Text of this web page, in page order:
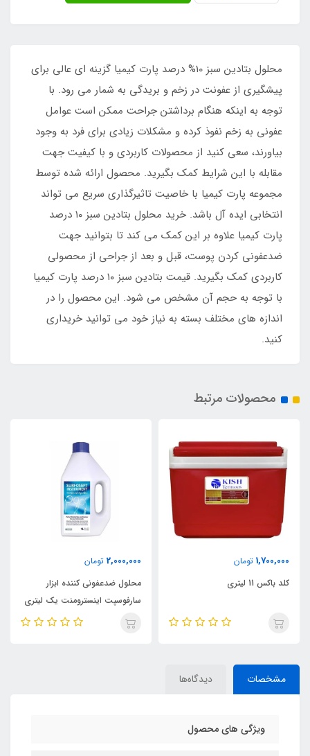
محلول بتادین سبز 10% درصد پارت کیمیا گزینه‌ ای عالی برای
پیشگیری از عفونت در زخم و بریدگی به شمار می‌ رود. با
توجه به اینکه هنگام برداشتن جراحت ممکن است عوامل
عفونی به زخم نفوذ کرده و مشکلات زیادی برای فرد به وجود
بیاورند، سعی کنید از محصولات کاربردی و با کیفیت جهت
مقابله با این شرایط کمک بگیرید. محصول ارائه شده توسط
مجموعه پارت کیمیا با خاصیت تاثیرگذاری سریع می‌ تواند
انتخابی ایده‌ آل باشد. خرید محلول بتادین سبز ۱۰ درصد
پارت کیمیا علاوه بر این کمک می‌ کند تا بتوانید جهت
ضدعفونی کردن پوست، قبل و بعد از جراحی از محصولی
کاربردی کمک بگیرید. قیمت بتادین سبز ۱۰ درصد پارت کیمیا
با توجه به حجم آن مشخص می‌ شود. این محصول را در
اندازه‌ های مختلف بسته به نیاز خود می‌ توانید خریداری
کنید.
محصولات مرتبط
1,700,000 تومان
کلد باکس 11 لیتری
2,000,000 تومان
محلول ضدعفونی کننده ابزار
سارفوسپت اینسترومنت یک لیتری
مشخصات دیدگاه‌ها
ویژگی های محصول